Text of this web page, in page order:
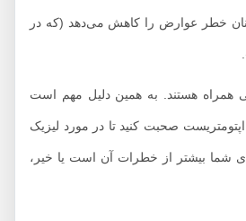
عوارض را کاهش می‌دهد (که در
هستند. به همین دلیل مهم است
صحبت کنید تا در مورد لیزیک
بیشتر از خطرات آن است یا خیر،